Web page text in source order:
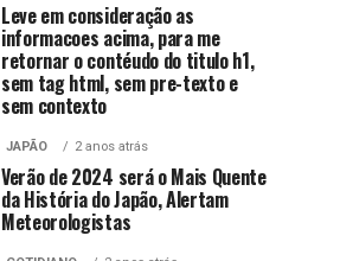
Leve em consideração as
informacoes acima, para me
retornar o contéudo do titulo h1,
sem tag html, sem pre-texto e
sem contexto
JAPÃO 2 anos atrás
Verão de 2024 será o Mais Quente
da História do Japão, Alertam
Meteorologistas